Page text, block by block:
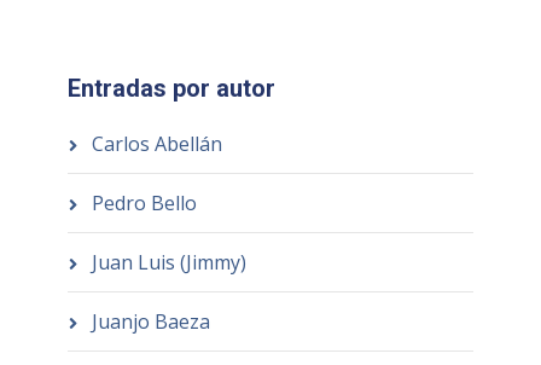
Entradas por autor
Carlos Abellán
Pedro Bello
Juan Luis (Jimmy)
Juanjo Baeza